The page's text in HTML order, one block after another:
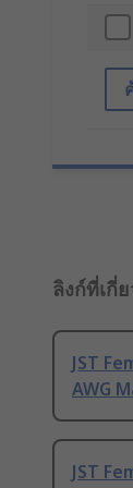
ลิงก์ที่เกี่
JST
AWG
JST